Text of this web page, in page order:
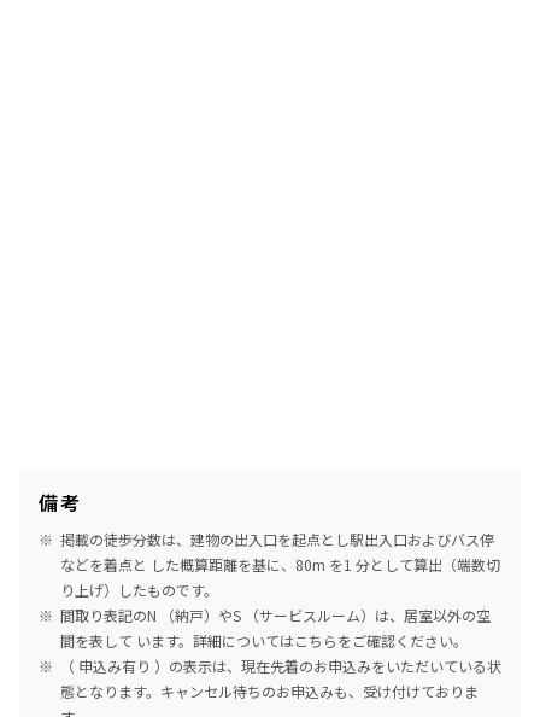
備考
掲載の徒歩分数は、建物の出入口を起点とし駅出入口およびバス停
などを着点と した概算距離を基に、80m を1 分として算出（端数切
り上げ）したものです。
間取り表記のN （納戸）やS （サービスルーム）は、居室以外の空
間を表して います。詳細についてはこちらをご確認ください。
（ 申込み有り ）の表示は、現在先着のお申込みをいただいている状
態となります。キャンセル待ちのお申込みも、受け付けておりま